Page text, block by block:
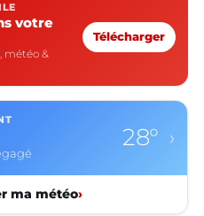
votre
météo &
Télécharger
28° ›
ma météo›